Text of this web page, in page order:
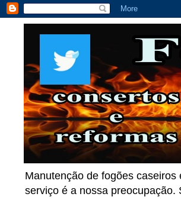
Manutenção de fogões
serviço é a nossa